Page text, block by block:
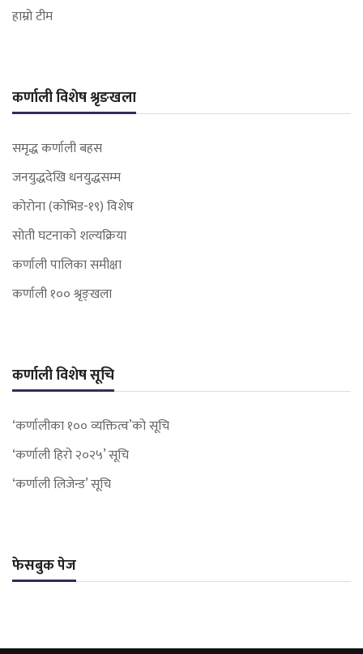
हाम्रो टीम
कर्णाली विशेष श्रृङखला
समृद्ध कर्णाली बहस
जनयुद्धदेखि धनयुद्धसम्म
कोरोना (कोभिड-१९) विशेष
सोती घटनाको शल्यक्रिया
कर्णाली पालिका समीक्षा
कर्णाली १०० श्रृङ्खला
कर्णाली विशेष सूचि
‘कर्णालीका १०० व्यक्तित्व’को सूचि
‘कर्णाली हिरो २०२५’ सूचि
‘कर्णाली लिजेन्ड’ सूचि
फेसबुक पेज